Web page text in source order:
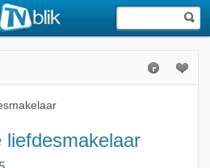
liefdesmakelaar